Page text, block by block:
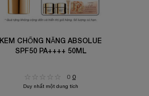
KEM CHỐNG NẮNG ABSOLUE
SPF50 PA++++ 50ML
0 0
Duy nhất một dung tích